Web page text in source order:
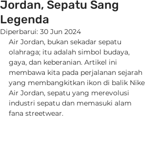
Jordan, Sepatu Sang
Legenda
Diperbarui: 30 Jun 2024
Air Jordan, bukan sekadar sepatu
olahraga; itu adalah simbol budaya,
gaya, dan keberanian. Artikel ini
membawa kita pada perjalanan sejarah
yang membangkitkan ikon di balik Nike
Air Jordan, sepatu yang merevolusi
industri sepatu dan memasuki alam
fana streetwear.